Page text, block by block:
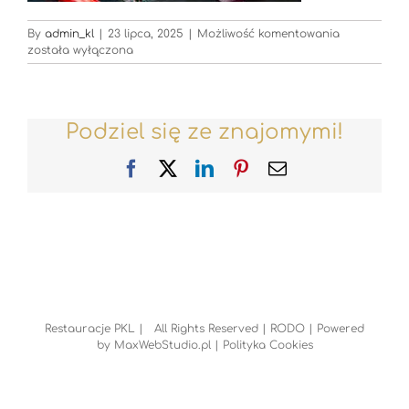
By admin_kl | 23 lipca, 2025 | Możliwość komentowania
została wyłączona
Podziel się ze znajomymi!
FacebookLinkedInPinterest
Email
Restauracje PKL | All Rights Reserved | RODO | Powered
by MaxWebStudio.pl| Polityka Cookies